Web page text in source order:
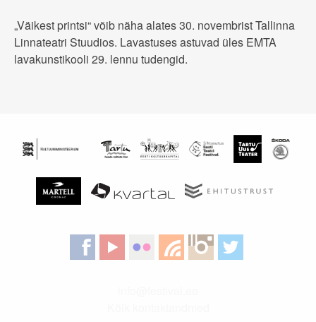
„Väikest printsi“ võib näha alates 30. novembrist Tallinna
Linnateatri Stuudios. Lavastuses astuvad üles EMTA
lavakunstikooli 29. lennu tudengid.